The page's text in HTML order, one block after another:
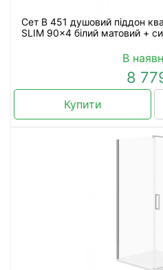
Сет B 451 душовий піддон
SLIM 90x4 білий матовий +
В
8
Купити